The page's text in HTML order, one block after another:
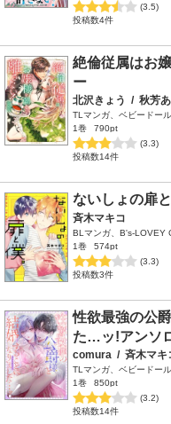
(3.5)
投稿数4件
絶倫従属はお
ー
北沢きょう / 秋芳
TLマンガ、ベビードー
1巻
790pt
(3.3)
投稿数14件
ないしょの扉
斉木マキコ
BLマンガ、B's-LOVEY
1巻
574pt
(3.3)
投稿数3件
性欲最強の公
た…ッ!アンソ
comura / 斉木マキ
TLマンガ、ベビードー
1巻
850pt
(3.2)
投稿数14件